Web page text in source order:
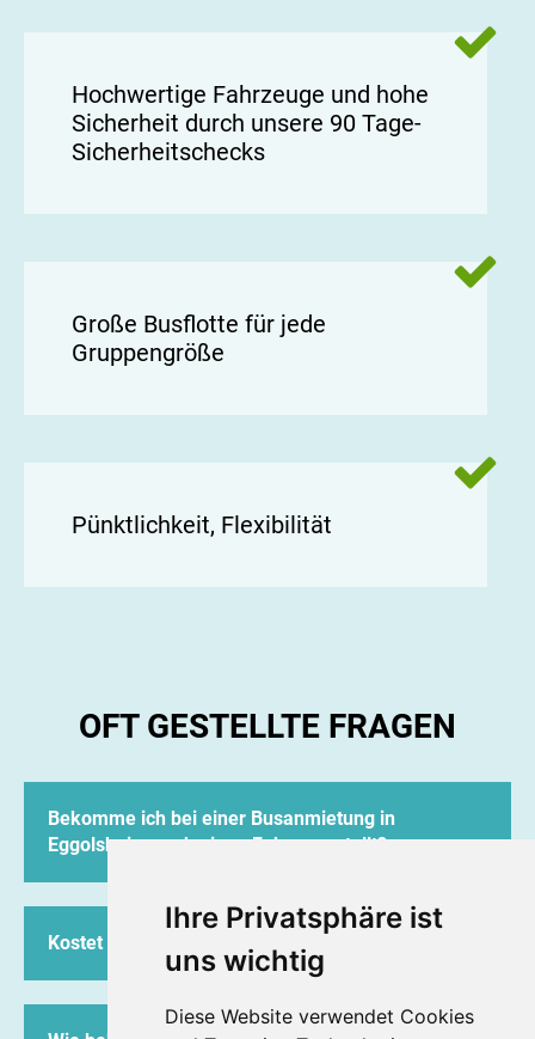
Ihre Privatsphäre ist
uns wichtig
Diese Website verwendet Cookies
Hochwertige Fahrzeuge und hohe
Sicherheit durch unsere 90 Tage-
Sicherheitschecks
Große Busflotte für jede
Gruppengröße
Pünktlichkeit, Flexibilität
OFT GESTELLTE FRAGEN
Bekomme ich bei einer Busanmietung in
Eggolsheim auch einen Fahrer gestellt?
geschultem, zuverlässigem, erfahrenem und
freundlichem Fahrpersonal an. Busse an
Selbstfahrer vermieten wir nicht.
Kostet mich die Anfrage etwas?